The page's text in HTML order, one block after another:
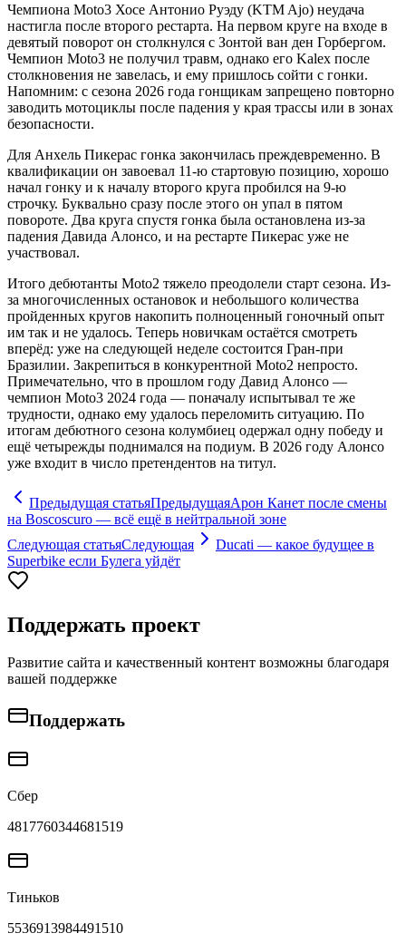
Чемпиона Moto3 Хосе Антонио Руэду (KTM Ajo) неудача
настигла после второго рестарта. На первом круге на входе в
девятый поворот он столкнулся с Зонтой ван ден Горбергом.
Чемпион Moto3 не получил травм, однако его Kalex после
столкновения не завелась, и ему пришлось сойти с гонки.
Напомним: с сезона 2026 года гонщикам запрещено повторно
заводить мотоциклы после падения у края трассы или в зонах
безопасности.
Для Анхель Пикерас гонка закончилась преждевременно. В
квалификации он завоевал 11-ю стартовую позицию, хорошо
начал гонку и к началу второго круга пробился на 9-ю
строчку. Буквально сразу после этого он упал в пятом
повороте. Два круга спустя гонка была остановлена из-за
падения Давида Алонсо, и на рестарте Пикерас уже не
участвовал.
Итого дебютанты Moto2 тяжело преодолели старт сезона. Из-
за многочисленных остановок и небольшого количества
пройденных кругов накопить полноценный гоночный опыт
им так и не удалось. Теперь новичкам остаётся смотреть
вперёд: уже на следующей неделе состоится Гран-при
Бразилии. Закрепиться в конкурентной Moto2 непросто.
Примечательно, что в прошлом году Давид Алонсо —
чемпион Moto3 2024 года — поначалу испытывал те же
трудности, однако ему удалось переломить ситуацию. По
итогам дебютного сезона колумбиец одержал одну победу и
ещё четырежды поднимался на подиум. В 2026 году Алонсо
уже входит в число претендентов на титул.
Предыдущая статьяПредыдущаяАрон Канет после смены
на Boscoscuro — всё ещё в нейтральной зоне
Следующая статьяСледующая
Ducati — какое будущее в
Superbike если Булега уйдёт
Поддержать проект
Развитие сайта и качественный контент возможны благодаря
вашей поддержке
Поддержать
Сбер
4817760344681519
Тиньков
5536913984491510